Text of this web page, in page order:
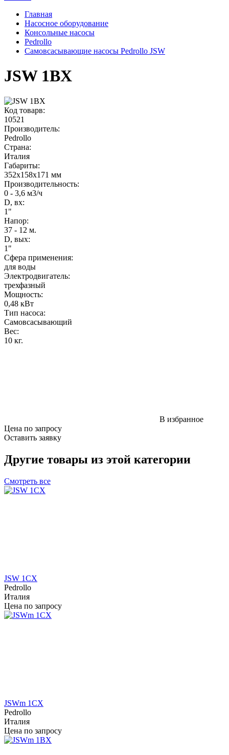
Главная
Насосное оборудование
Консольные насосы
Pedrollo
Самовсасывающие насосы Pedrollo JSW
JSW 1BX
Код товарв:
10521
Производитель:
Pedrollo
Страна:
Италия
Габариты:
352x158x171 мм
Производительность:
0 - 3,6 м3/ч
D, вх:
1"
Напор:
37 - 12 м.
D, вых:
1"
Сфера применения:
для воды
Электродвигатель:
трехфазный
Мощность:
0,48 кВт
Тип насоса:
Самовсасывающий
Вес:
10 кг.
В избранное
Цена по запросу
Оставить заявку
Другие товары из этой категории
Смотреть все
JSW 1CX
Pedrollo
Италия
Цена по запросу
JSWm 1CX
Pedrollo
Италия
Цена по запросу